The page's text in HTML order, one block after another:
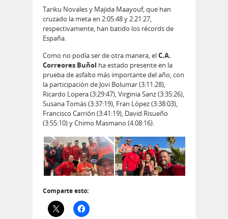
Tariku Novales y Majida Maayouf, que han
cruzado la meta en 2:05:48 y 2:21:27,
respectivamente, han batido los récords de
España.
Como no podía ser de otra manera, elC.A.
Correores Buñol ha estado presente en la
prueba de asfalto más importante del año, con
la participación de Jovi Bolumar (3:11:28),
Ricardo Lopera (3:29:47), Virginia Sanz (3:35:26),
Susana Tomás (3:37:19), Fran López (3:38:03),
Francisco Carrión (3:41:19), David Risueño
(3:55:10) y Chimo Masmano (4.08:16).
Comparte esto: